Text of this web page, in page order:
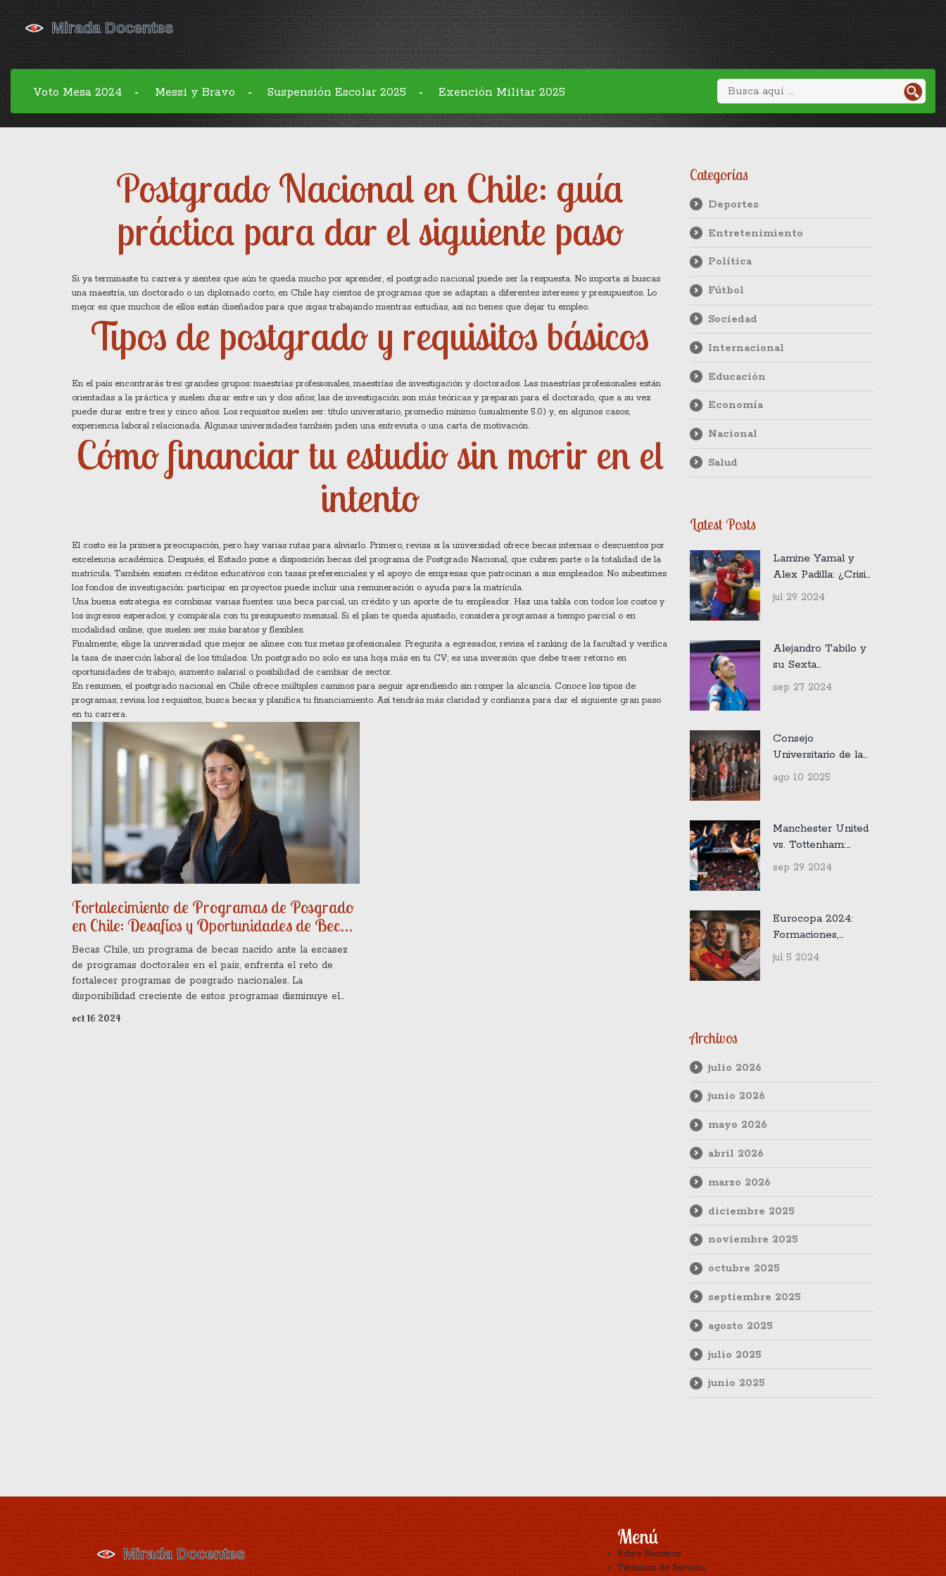
Voto Mesa 2024 - Messi y Bravo - Suspensión Escolar 2025 - Exención Militar 2025
Postgrado Nacional en Chile: guía
práctica para dar el siguiente paso
Si ya terminaste tu carrera y sientes que aún te queda mucho por aprender, el postgrado nacional puede ser la respuesta. No importa si buscas
una maestría, un doctorado o un diplomado corto, en Chile hay cientos de programas que se adaptan a diferentes intereses y presupuestos. Lo
mejor es que muchos de ellos están diseñados para que sigas trabajando mientras estudias, así no tienes que dejar tu empleo.
Tipos de postgrado y requisitos básicos
En el país encontrarás tres grandes grupos: maestrías profesionales, maestrías de investigación y doctorados. Las maestrías profesionales están
orientadas a la práctica y suelen durar entre un y dos años; las de investigación son más teóricas y preparan para el doctorado, que a su vez
puede durar entre tres y cinco años. Los requisitos suelen ser: título universitario, promedio mínimo (usualmente 5.0) y, en algunos casos,
experiencia laboral relacionada. Algunas universidades también piden una entrevista o una carta de motivación.
Cómo financiar tu estudio sin morir en el
intento
El costo es la primera preocupación, pero hay varias rutas para aliviarlo. Primero, revisa si la universidad ofrece becas internas o descuentos por
excelencia académica. Después, el Estado pone a disposición becas del programa de Postgrado Nacional, que cubren parte o la totalidad de la
matrícula. También existen créditos educativos con tasas preferenciales y el apoyo de empresas que patrocinan a sus empleados. No subestimes
los fondos de investigación: participar en proyectos puede incluir una remuneración o ayuda para la matrícula.
Una buena estrategia es combinar varias fuentes: una beca parcial, un crédito y un aporte de tu empleador. Haz una tabla con todos los costos y
los ingresos esperados, y compárala con tu presupuesto mensual. Si el plan te queda ajustado, considera programas a tiempo parcial o en
modalidad online, que suelen ser más baratos y flexibles.
Finalmente, elige la universidad que mejor se alinee con tus metas profesionales. Pregunta a egresados, revisa el ranking de la facultad y verifica
la tasa de inserción laboral de los titulados. Un postgrado no solo es una hoja más en tu CV; es una inversión que debe traer retorno en
oportunidades de trabajo, aumento salarial o posibilidad de cambiar de sector.
En resumen, el postgrado nacional en Chile ofrece múltiples caminos para seguir aprendiendo sin romper la alcancía. Conoce los tipos de
programas, revisa los requisitos, busca becas y planifica tu financiamiento. Así tendrás más claridad y confianza para dar el siguiente gran paso
en tu carrera.
Fortalecimiento de Programas de Posgrado
en Chile: Desafíos y Oportunidades de Becas
Chile
Becas Chile, un programa de becas nacido ante la escasez
de programas doctorales en el país, enfrenta el reto de
fortalecer programas de posgrado nacionales. La
disponibilidad creciente de estos programas disminuye el
énfasis en las becas internacionales, marcando un giro en
oct 16 2024
Categorías
Deportes
Entretenimiento
Política
Fútbol
Sociedad
Internacional
Educación
Economía
Nacional
Salud
Latest Posts
Lamine Yamal y
Alex Padilla: ¿Crisis
amorosa? Dejan de
seguirse en redes
jul 29 2024
Alejandro Tabilo y
su Sexta
Consecutiva
Derrota en el ATP
sep 27 2024
Consejo
Universitario de la
UV inaugura
sesiones y lanza
ago 10 2025
Manchester United
vs. Tottenham:
Detalles en Vivo y
Claves del Partido
sep 29 2024
Eurocopa 2024:
Formaciones,
Horario y
Transmisión del
jul 5 2024
Archivos
julio 2026
junio 2026
mayo 2026
abril 2026
marzo 2026
diciembre 2025
noviembre 2025
octubre 2025
septiembre 2025
agosto 2025
julio 2025
junio 2025
Menú
Sobre Nosotros
Términos de Servicio